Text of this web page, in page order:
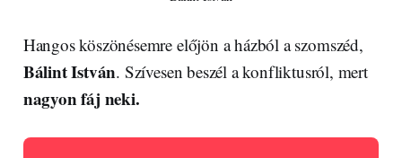
Hangos köszönésemre előjön a házból a szomszéd,
Bálint István. Szívesen beszél a konfliktusról, mert
nagyon fáj neki.